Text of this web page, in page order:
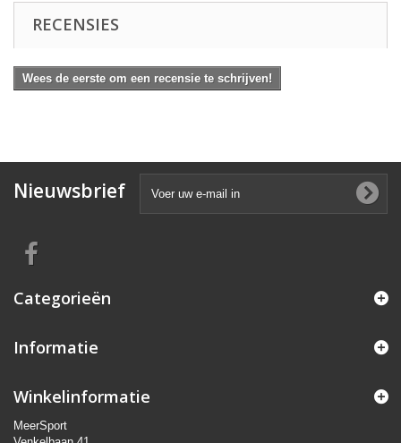
RECENSIES
Wees de eerste om een recensie te schrijven!
Nieuwsbrief
Categorieën
Informatie
Winkelinformatie
MeerSport